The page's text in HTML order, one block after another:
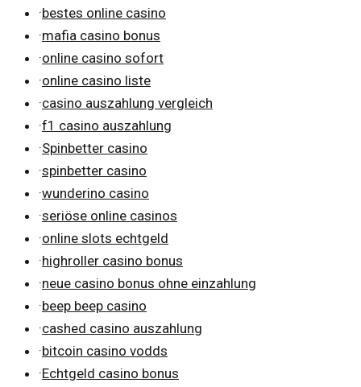
·bestes online casino
·mafia casino bonus
·online casino sofort
·online casino liste
·casino auszahlung vergleich
·f1 casino auszahlung
·Spinbetter casino
·spinbetter casino
·wunderino casino
·seriöse online casinos
·online slots echtgeld
·highroller casino bonus
·neue casino bonus ohne einzahlung
·beep beep casino
·cashed casino auszahlung
·bitcoin casino vodds
·Echtgeld casino bonus